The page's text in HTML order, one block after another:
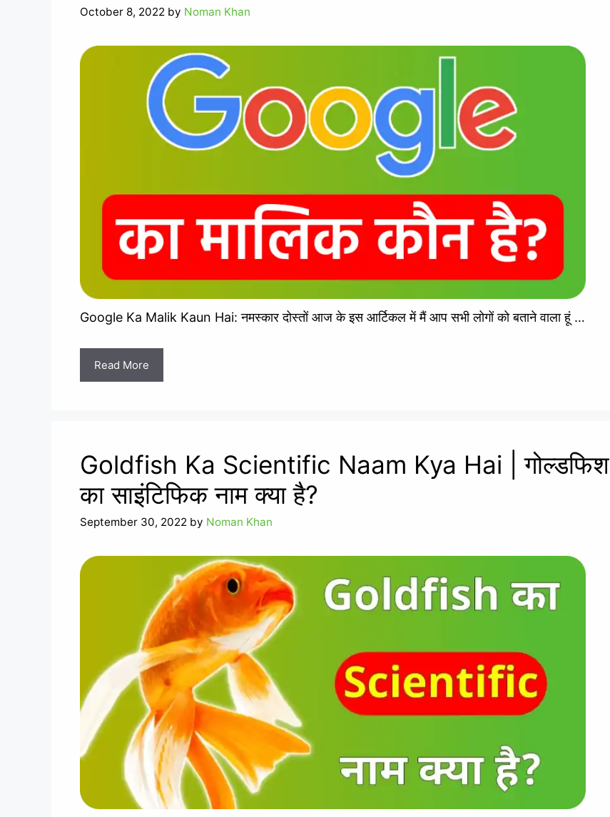
October 8, 2022 by Noman Khan
Google Ka Malik Kaun Hai: नमस्कार दोस्तों आज के इस आर्टिकल में मैं आप सभी लोगों को बताने वाला हूं …
Read More
Goldfish Ka Scientific Naam Kya Hai | गोल्डफिश
का साइंटिफिक नाम क्या है?
September 30, 2022 by Noman Khan